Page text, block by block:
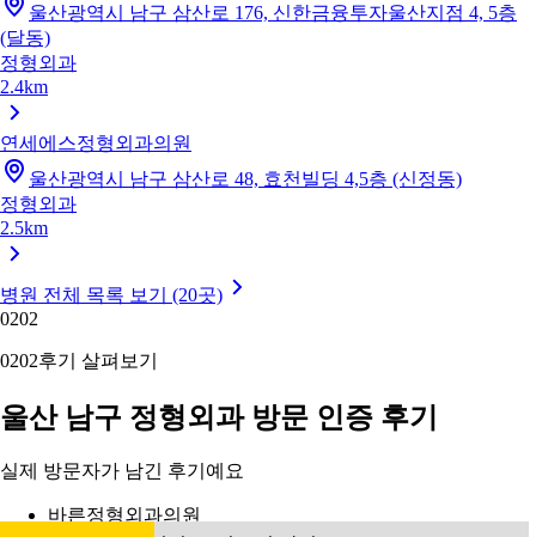
울산광역시 남구 삼산로 176, 신한금융투자울산지점 4, 5층
(달동)
정형외과
2.4km
연세에스정형외과의원
울산광역시 남구 삼산로 48, 효천빌딩 4,5층 (신정동)
정형외과
2.5km
병원 전체 목록 보기 (20곳)
0202
0202후기 살펴보기
울산 남구 정형외과 방문 인증 후기
실제 방문자가 남긴 후기예요
바른정형외과의원